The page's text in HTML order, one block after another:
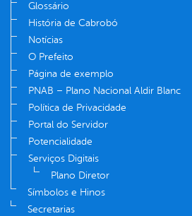
Glossário
História de Cabrobó
Notícias
O Prefeito
Página de exemplo
PNAB – Plano Nacional Aldir Blanc
Política de Privacidade
Portal do Servidor
Potencialidade
Serviços Digitais
Plano Diretor
Símbolos e Hinos
Secretarias